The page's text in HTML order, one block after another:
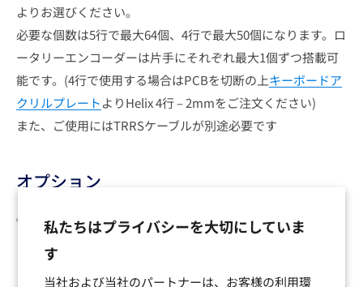
私たちはプライバシーを大切にしていま
す
当社および当社のパートナーは、お客様の利用環
よりお選びください。
必要な個数は5行で最大64個、4行で最大50個になります。ロ
ータリーエンコーダーは片手にそれぞれ最大1個ずつ搭載可
能です。(4行で使用する場合はPCBを切断の上キーボードア
クリルプレートよりHelix 4行 – 2mmをご注文ください)
また、ご使用にはTRRSケーブルが別途必要です
オプション
キーボードフォームカットサービス - Helix rev3（ボト
PCBとボトムプレートの間に挟むフォームです。